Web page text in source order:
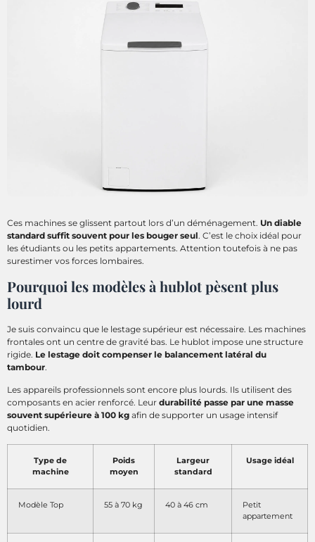
Ces machines se glissent partout lors d’un déménagement. Un diable
standard suffit souvent pour les bouger seul. C’est le choix idéal pour
les étudiants ou les petits appartements. Attention toutefois à ne pas
surestimer vos forces lombaires.
Pourquoi les modèles à hublot pèsent plus
lourd
Je suis convaincu que le lestage supérieur est nécessaire. Les machines
frontales ont un centre de gravité bas. Le hublot impose une structure
rigide. Le lestage doit compenser le balancement latéral du
tambour.
Les appareils professionnels sont encore plus lourds. Ils utilisent des
composants en acier renforcé. Leur durabilité passe par une masse
souvent supérieure à 100 kg afin de supporter un usage intensif
quotidien.
Type de
machine
Poids
moyen
Largeur
standard
Usage idéal
Modèle Top 55 à 70 kg 40 à 46 cm
Petit
appartement